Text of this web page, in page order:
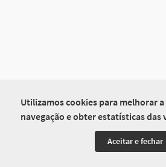
Utilizamos cookies para melhorar
navegação e obter estatísticas das
Aceitar e fechar